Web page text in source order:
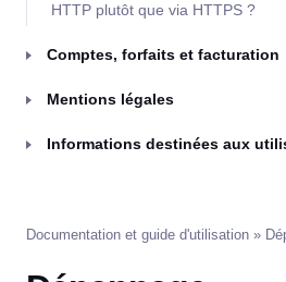
HTTP plutôt que via HTTPS ?
Comptes, forfaits et facturation
Mentions légales
Informations destinées aux
Documentation et guide d'utilisation »